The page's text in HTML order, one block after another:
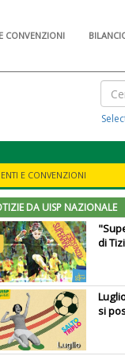
CONVENZIONI
E CONVENZIONI
DA UISP NAZIONALE
di
si